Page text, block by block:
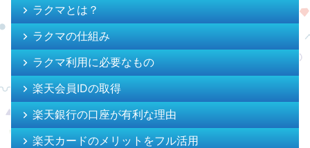
ラクマとは？
ラクマの仕組み
ラクマ利用に必要なもの
楽天会員IDの取得
楽天銀行の口座が有利な理由
楽天カードのメリットをフル活用